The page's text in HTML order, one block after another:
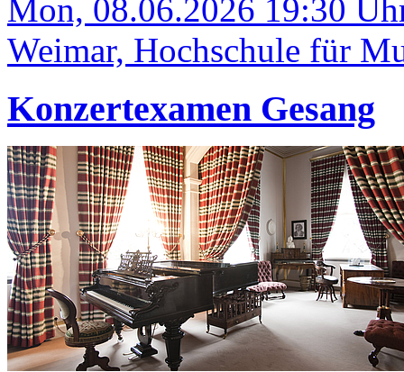
Mon, 08.06.2026 19:30
Weimar, Hochschule für
Konzertexamen Gesang